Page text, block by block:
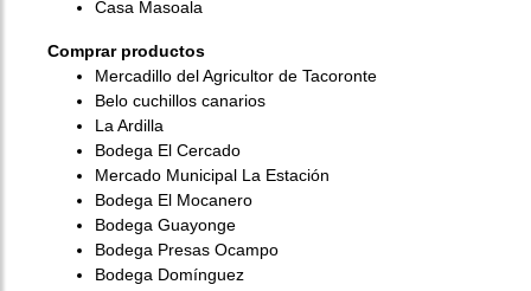
Casa Masoala
Comprar productos
Mercadillo del Agricultor de Tacoronte
Belo cuchillos canarios
La Ardilla
Bodega El Cercado
Mercado Municipal La Estación
Bodega El Mocanero
Bodega Guayonge
Bodega Presas Ocampo
Bodega Domínguez